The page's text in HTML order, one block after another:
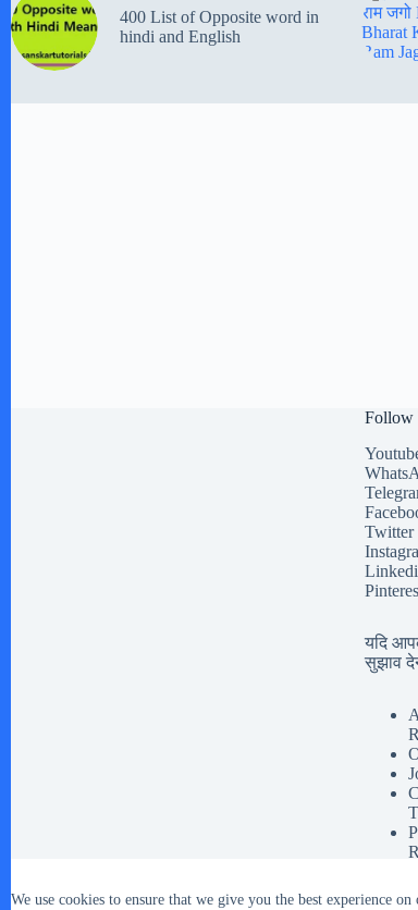
We use cookies to ensure that we give you the best experience on
400 List of Opposite word in
hindi and English
Follow
Twitter
यदि
सुझाव